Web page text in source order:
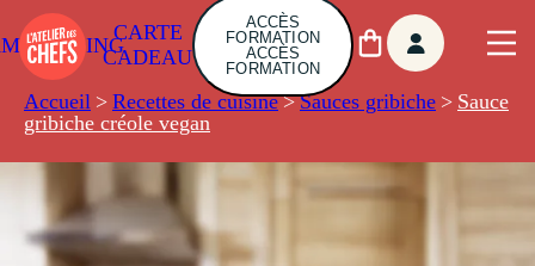
CARTE
CADEAU
ACCÈS
FORMATION
ACCÈS
FORMATION
Accueil > Recettes de cuisine > Sauces gribiche > Sauce
gribiche créole vegan